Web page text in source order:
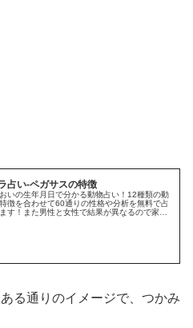
占い-ペガサスの特徴
いの生年月日で分かる動物占い！12種類の動
徴を合わせて60通りの性格や分析を無料で占
す！また男性と女性で結果が異なるので家族
る通りのイメージで、つかみ